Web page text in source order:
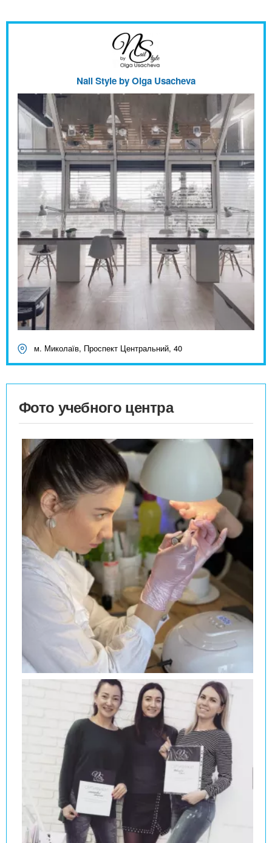
Nail Style by Olga Usacheva
м. Миколаїв, Проспект Центральний, 40
Фото учебного центра